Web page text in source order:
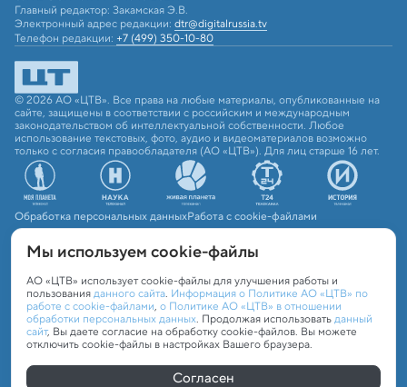
Главный редактор: Закамская Э.В.
Электронный адрес редакции: dtr@digitalrussia.tv
Телефон редакции: +7 (499) 350-10-80
© 2026 АО «ЦТВ». Все права на любые материалы, опубликованные на
сайте, защищены в соответствии с российским и международным
законодательством об интеллектуальной собственности. Любое
использование текстовых, фото, аудио и видеоматериалов возможно
только с согласия правообладателя (АО «ЦТВ»). Для лиц старше 16 лет.
Обработка персональных данныхРабота с cookie-файлами
Мы используем сookie-файлы
АО «ЦТВ» использует cookie-файлы для улучшения работы и
пользованияданного сайта. Информация о Политике АО «ЦТВ» по
работе с cookie-файлами, о Политике АО «ЦТВ» в отношении
обработки персональных данных. Продолжая использоватьданный
сайт, Вы даете согласие на обработку cookie-файлов. Вы можете
отключить cookie-файлы в настройках Вашего браузера.
Согласен